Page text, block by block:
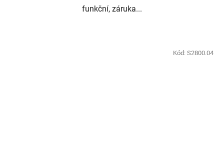
funkční, záruka...
Kód: S2800.04